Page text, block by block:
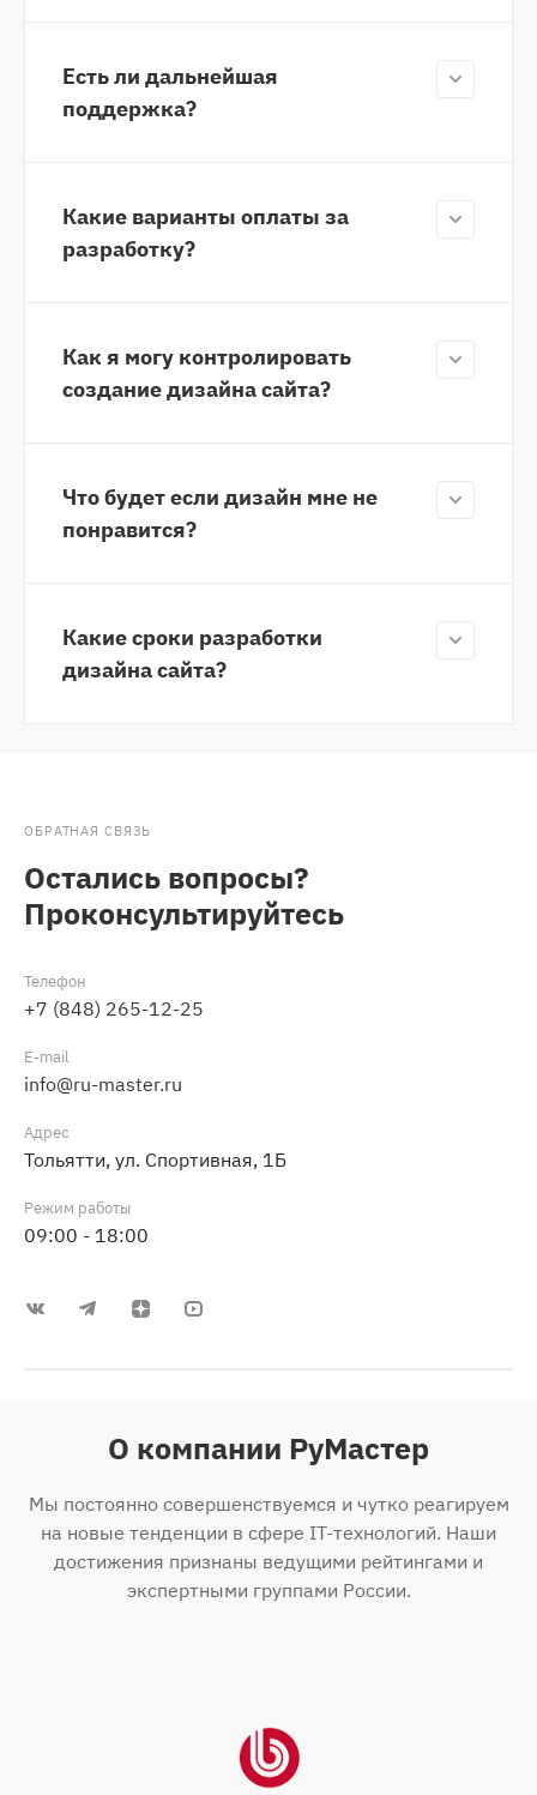
Есть ли дальнейшая
поддержка?
Какие варианты оплаты за
разработку?
Как я могу контролировать
создание дизайна сайта?
Что будет если дизайн мне не
понравится?
Какие сроки разработки
дизайна сайта?
ОБРАТНАЯ СВЯЗЬ
Остались вопросы?
Проконсультируйтесь
Телефон
+7 (848) 265-12-25
E-mail
info@ru-master.ru
Адрес
Тольятти, ул. Спортивная, 1Б
Режим работы
09:00 - 18:00
О компании РуМастер
Мы постоянно совершенствуемся и чутко реагируем
на новые тенденции в сфере IT-технологий. Наши
достижения признаны ведущими рейтингами и
экспертными группами России.